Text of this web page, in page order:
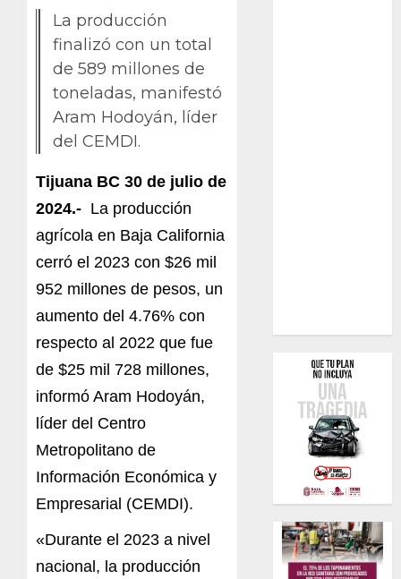
La producción
finalizó con un total
de 589 millones de
toneladas, manifestó
Aram Hodoyán, líder
del CEMDI.
Tijuana BC 30 de julio de
2024.- La producción
agrícola en Baja California
cerró el 2023 con $26 mil
952 millones de pesos, un
aumento del 4.76% con
respecto al 2022 que fue
de $25 mil 728 millones,
informó Aram Hodoyán,
líder del Centro
Metropolitano de
Información Económica y
Empresarial (CEMDI).
«Durante el 2023 a nivel
nacional, la producción